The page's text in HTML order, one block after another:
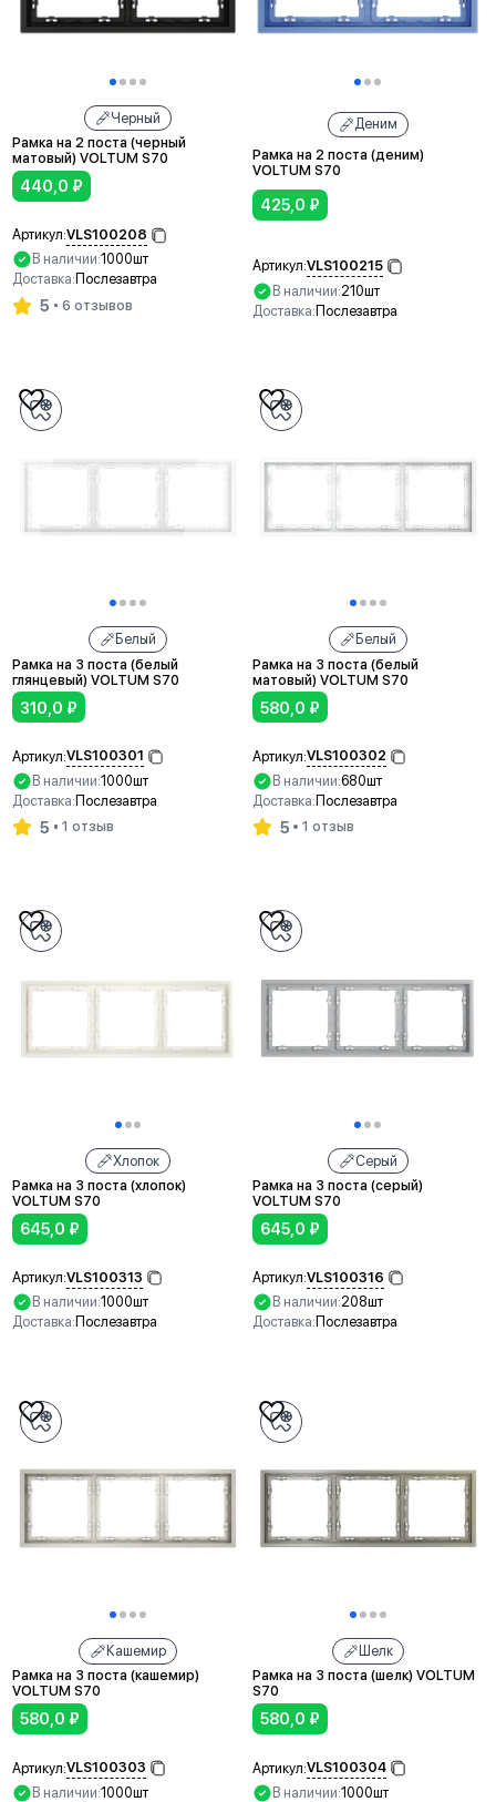
Черный
Рамка на 2 поста (черный
матовый) VOLTUM S70
440,0 ₽
Артикул:VLS100208
В наличии:1000шт
Доставка: Послезавтра
5 6 отзывов
Деним
Рамка на 2 поста (деним)
VOLTUM S70
425,0 ₽
Артикул:VLS100215
В наличии:210шт
Доставка:Послезавтра
Белый
Рамка на 3 поста (белый
глянцевый) VOLTUM S70
310,0 ₽
Артикул:VLS100301
В наличии:1000шт
Доставка: Послезавтра
5 1 отзыв
Белый
Рамка на 3 поста (белый
матовый) VOLTUM S70
580,0 ₽
Артикул:VLS100302
В наличии:680шт
Доставка: Послезавтра
5 1 отзыв
Хлопок
Рамка на 3 поста (хлопок)
VOLTUM S70
645,0 ₽
Артикул:VLS100313
В наличии:1000шт
Доставка: Послезавтра
Серый
Рамка на 3 поста (серый)
VOLTUM S70
645,0 ₽
Артикул:VLS100316
В наличии:208шт
Доставка: Послезавтра
Кашемир
Рамка на 3 поста (кашемир)
VOLTUM S70
580,0 ₽
Артикул:VLS100303
В наличии:1000шт
Шелк
Рамка на 3 поста (шелк) VOLTUM
S70
580,0 ₽
Артикул:VLS100304
В наличии:1000шт